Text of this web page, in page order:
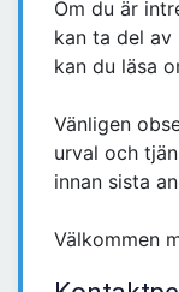
Om du är
kan ta del av
kan du läsa
Vänligen
urval och
innan sista
Välkommen